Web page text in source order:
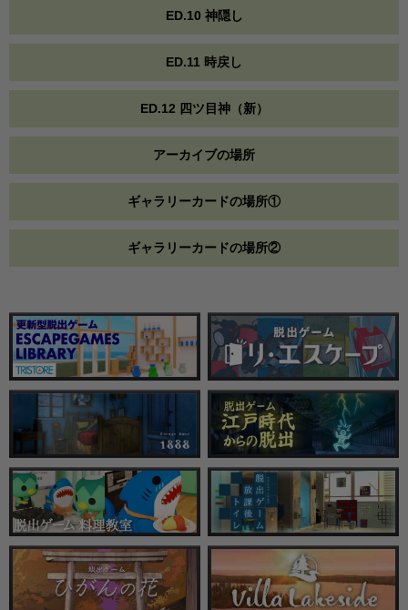
ED.10 神隠し
ED.11 時戻し
ED.12 四ツ目神（新）
アーカイブの場所
ギャラリーカードの場所①
ギャラリーカードの場所②